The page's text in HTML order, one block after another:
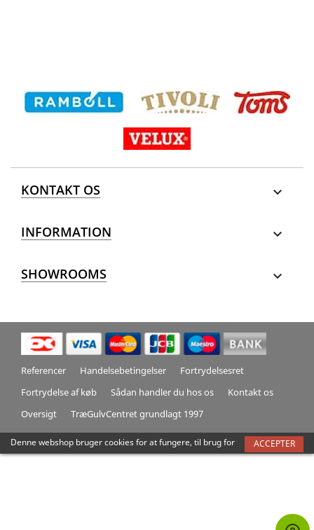
Denne webshop bruger cookies for at fungere, til brug for
trafikmåling, optimering af sidens indhold og forbedre
ACCEPTER
KONTAKT OS 
INFORMATION 
SHOWROOMS 
Referencer Handelsebetingelser
Fortrydelsesret
Fortrydelse af køb
Sådan handler du hos os
Kontakt os
Oversigt
TræGulvCentret grundlagt 1997